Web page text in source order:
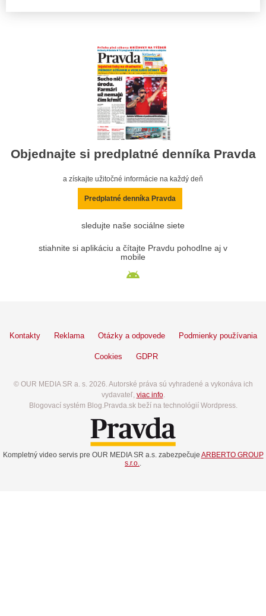
Objednajte si predplatné denníka Pravda
a získajte užitočné informácie na každý deň
Predplatné denníka Pravda
sledujte naše sociálne siete
stiahnite si aplikáciu a čítajte Pravdu pohodlne aj v
mobile
Kontakty Reklama Otázky a odpovede Podmienky používania
Cookies GDPR
© OUR MEDIA SR a. s. 2026. Autorské práva sú vyhradené a vykonáva ich
vydavateľ, viac info.
Blogovací systém Blog.Pravda.sk beží na technológií Wordpress.
Kompletný video servis pre OUR MEDIA SR a.s. zabezpečuje ARBERTO GROUP
s.r.o.